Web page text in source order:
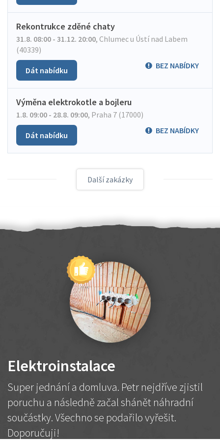
Rekontrukce zděné chaty
31.8. 08:00 - 31.12. 20:00, Chlumec u Ústí nad Labem
(40339)
BEZ NABÍDKY
Dát nabídku
Výměna elektrokotle a bojleru
1.8. 09:00 - 28.8. 09:00, Praha 7 (17000)
BEZ NABÍDKY
Dát nabídku
Další zakázky
Elektroinstalace
Super jednání a domluva. Petr nejdříve zjistil
poruchu a následně začal shánět náhradní
součástky. Všechno se podařilo vyřešit.
Doporučuji!